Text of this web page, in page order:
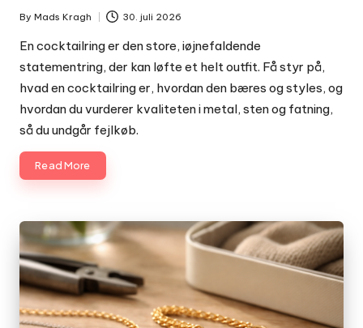
Posted
by
By Mads Kragh 30. juli 2026
En cocktailring er den store, iøjnefaldende
statementring, der kan løfte et helt outfit. Få styr på,
hvad en cocktailring er, hvordan den bæres og styles, og
hvordan du vurderer kvaliteten i metal, sten og fatning,
så du undgår fejlkøb.
Read More